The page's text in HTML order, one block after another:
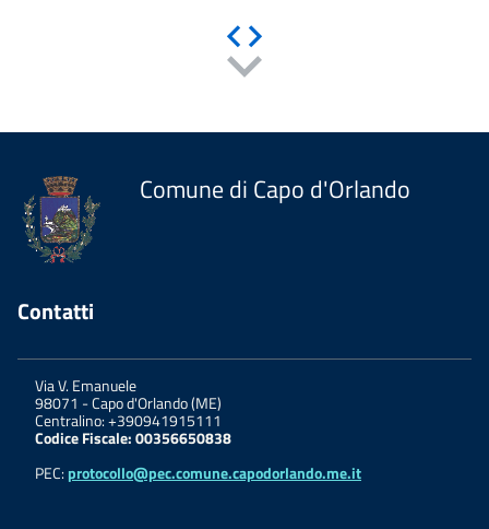
Indietro
Comune di Capo d'Orlando
Contatti
Via V. Emanuele
98071 -Capo d'Orlando (ME)
Centralino: +390941915111
Codice Fiscale: 00356650838
PEC: protocollo@pec.comune.capodorlando.me.it